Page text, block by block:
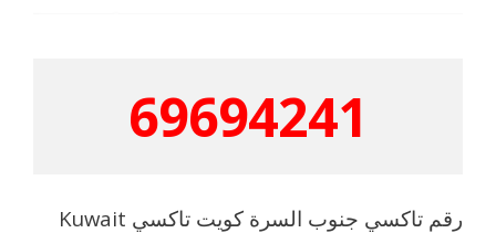
69694241
رقم تاكسي جنوب السرة كويت تاكسي Kuwait